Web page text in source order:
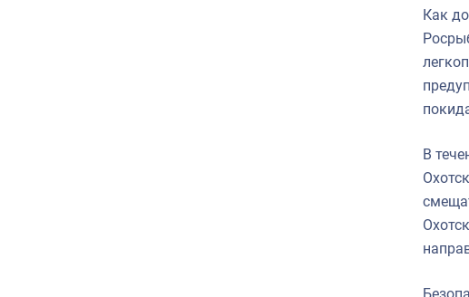
Как
В